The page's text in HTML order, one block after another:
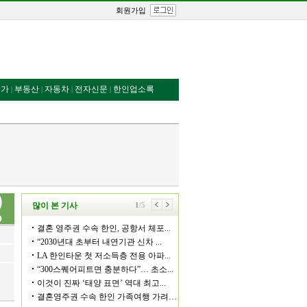
회원가입
| 부동산 | 자동차 | 전자신문 | 한인업소록